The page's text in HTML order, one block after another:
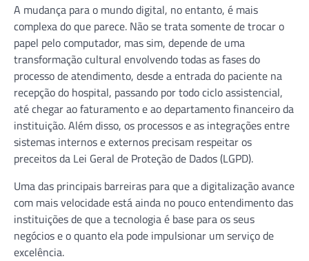
A mudança para o mundo digital, no entanto, é mais
complexa do que parece. Não se trata somente de trocar o
papel pelo computador, mas sim, depende de uma
transformação cultural envolvendo todas as fases do
processo de atendimento, desde a entrada do paciente na
recepção do hospital, passando por todo ciclo assistencial,
até chegar ao faturamento e ao departamento financeiro da
instituição. Além disso, os processos e as integrações entre
sistemas internos e externos precisam respeitar os
preceitos da Lei Geral de Proteção de Dados (LGPD).
Uma das principais barreiras para que a digitalização avance
com mais velocidade está ainda no pouco entendimento das
instituições de que a tecnologia é base para os seus
negócios e o quanto ela pode impulsionar um serviço de
excelência.